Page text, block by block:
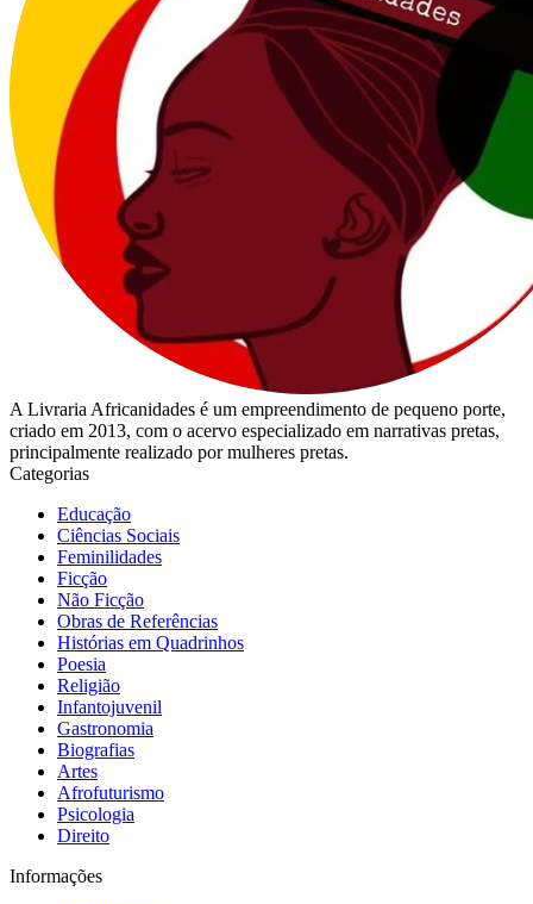
A Livraria Africanidades é um empreendimento de pequeno porte,
criado em 2013, com o acervo especializado em narrativas pretas,
principalmente realizado por mulheres pretas.
Categorias
Educação
Ciências Sociais
Feminilidades
Ficção
Não Ficção
Obras de Referências
Histórias em Quadrinhos
Poesia
Religião
Infantojuvenil
Gastronomia
Biografias
Artes
Afrofuturismo
Psicologia
Direito
Informações